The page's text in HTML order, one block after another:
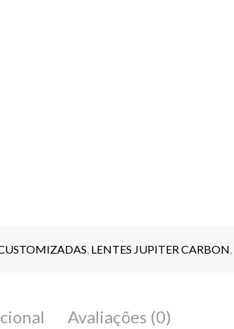
, LENTES JUPITER CARBON,
Avaliações (0)